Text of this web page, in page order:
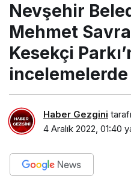
Nevşehir
Mehmet
Kesekçi
Haber Gezgini
4 Aralık 2022, 01:40